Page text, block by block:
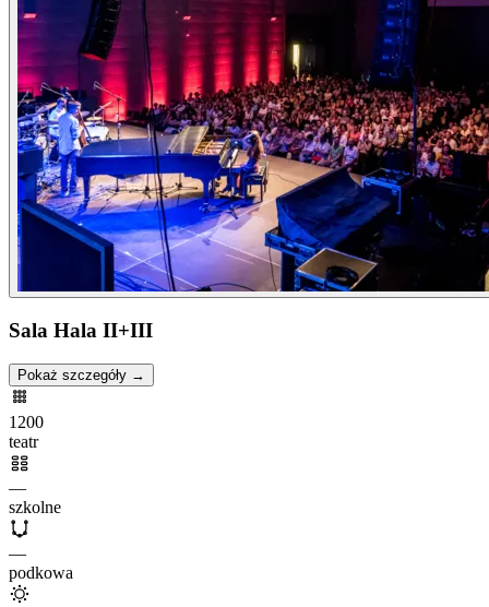
Sala Hala II+III
Pokaż szczegóły →
1200
teatr
—
szkolne
—
podkowa